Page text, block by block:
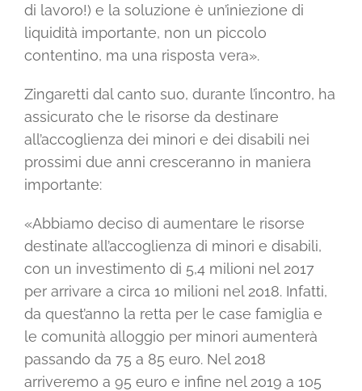
di lavoro!) e la soluzione è un’iniezione di
liquidità importante, non un piccolo
contentino, ma una risposta vera».
Zingaretti dal canto suo, durante l’incontro, ha
assicurato che le risorse da destinare
all’accoglienza dei minori e dei disabili nei
prossimi due anni cresceranno in maniera
importante:
«Abbiamo deciso di aumentare le risorse
destinate all’accoglienza di minori e disabili,
con un investimento di 5,4 milioni nel 2017
per arrivare a circa 10 milioni nel 2018. Infatti,
da quest’anno la retta per le case famiglia e
le comunità alloggio per minori aumenterà
passando da 75 a 85 euro. Nel 2018
arriveremo a 95 euro e infine nel 2019 a 105